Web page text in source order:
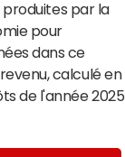
produites par la
pour
dans ce
calculé en
de l'année 2025